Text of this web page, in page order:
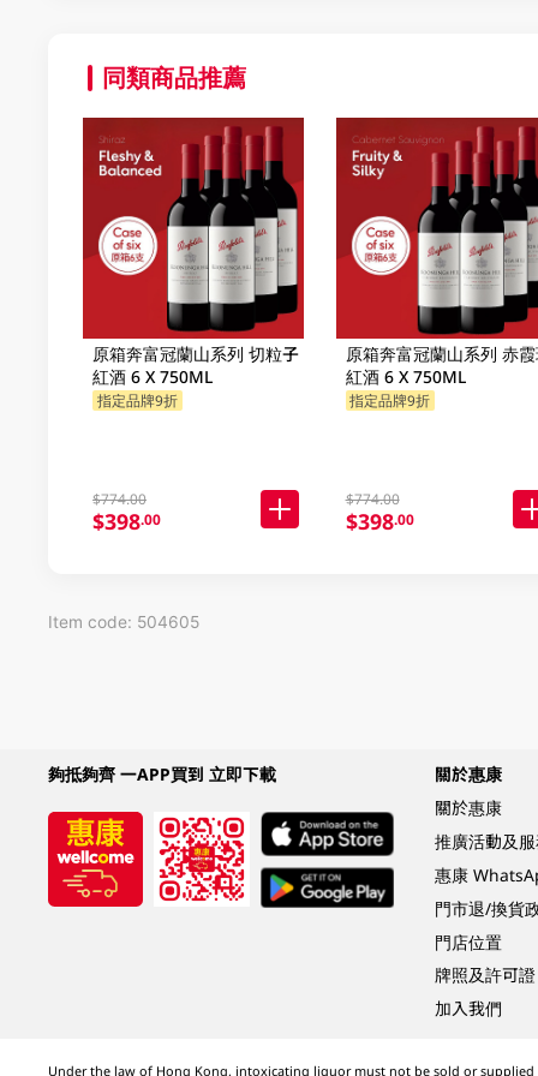
同類商品推薦
原箱奔富冠蘭山系列 切粒子
紅酒 6 X 750ML
指定品牌9折
$774.00
$398.00
原箱奔富冠蘭山系列 赤
紅酒 6 X 750ML
指定品牌9折
$774.00
$398.00
Item code: 504605
夠抵夠齊 一APP買到 立即下載
關於惠康
關於惠康
推廣活動及
惠康
門市退/換貨
門店位置
牌照及許可證
加入我們
Under the law of Hong Kong, intoxicating liquor must not be sold or